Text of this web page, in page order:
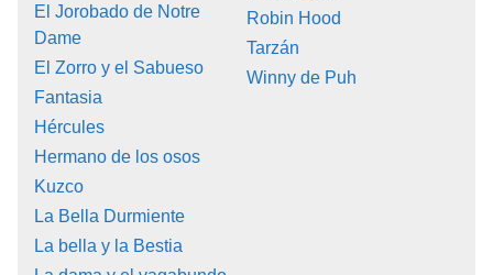
El Jorobado de Notre
Dame
El Zorro y el Sabueso
Fantasia
Hércules
Hermano de los osos
Kuzco
La Bella Durmiente
La bella y la Bestia
Robin Hood
Tarzán
Winny de Puh